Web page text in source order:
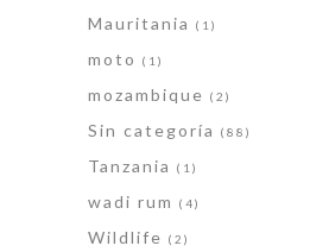
Mauritania (1)
moto (1)
mozambique (2)
Sin categoría (88)
Tanzania (1)
wadi rum (4)
Wildlife (2)